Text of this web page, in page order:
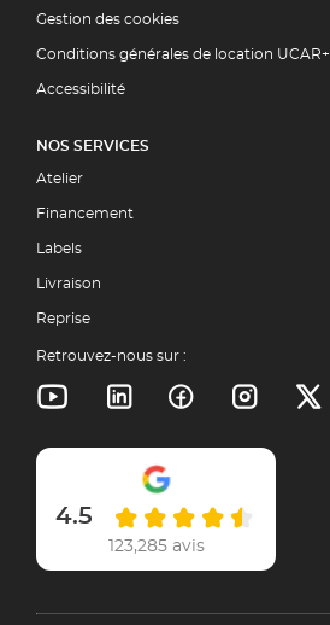
Gestion des cookies
Conditions générales de location UCAR+
Accessibilité
NOS SERVICES
Atelier
Financement
Labels
Livraison
Reprise
Retrouvez-nous sur :
4.5
123,285 avis